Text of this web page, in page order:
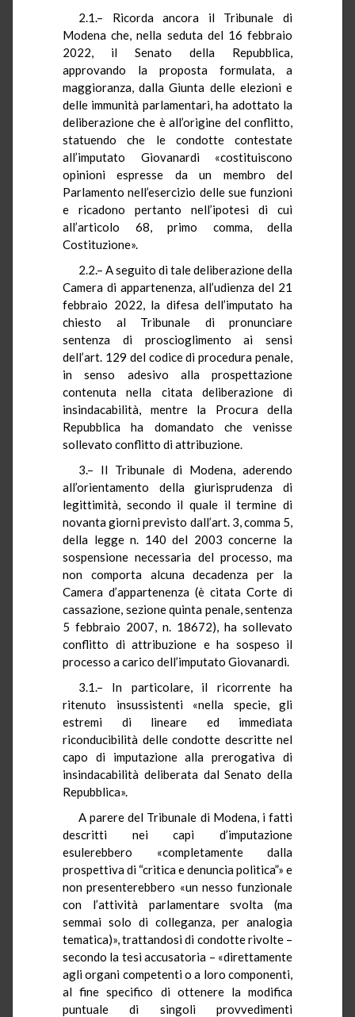
2.1.– Ricorda ancora il Tribunale di
Modena che, nella seduta del 16 febbraio
2022, il Senato della Repubblica,
approvando la proposta formulata, a
maggioranza, dalla Giunta delle elezioni e
delle immunità parlamentari, ha adottato la
deliberazione che è all’origine del conflitto,
statuendo che le condotte contestate
all’imputato Giovanardi «costituiscono
opinioni espresse da un membro del
Parlamento nell’esercizio delle sue funzioni
e ricadono pertanto nell’ipotesi di cui
all’articolo 68, primo comma, della
Costituzione».
2.2.– A seguito ditale deliberazione della
Camera di appartenenza, all’udienza del 21
febbraio 2022, la difesa dell’imputato ha
chiesto al Tribunale di pronunciare
sentenza di proscioglimento ai sensi
dell’art. 129 del codice di procedura penale,
in senso adesivo alla prospettazione
contenuta nella citata deliberazione di
insindacabilità, mentre la Procura della
Repubblica ha domandato che venisse
sollevato conflitto di attribuzione.
3.– Il Tribunale di Modena, aderendo
all’orientamento della giurisprudenza di
legittimità, secondo il quale il termine di
novanta giorni previsto dall’art. 3, comma 5,
della legge n. 140 del 2003 concerne la
sospensione necessaria del processo, ma
non comporta alcuna decadenza per la
Camera d’appartenenza (è citata Corte di
cassazione, sezione quinta penale, sentenza
5 febbraio 2007, n. 18672), ha sollevato
conflitto di attribuzione e ha sospeso il
processo a carico dell’imputato Giovanardi.
3.1.– In particolare, il ricorrente ha
ritenuto insussistenti «nella specie, gli
estremi di lineare ed immediata
riconducibilità delle condotte descritte nel
capo di imputazione alla prerogativa di
insindacabilità deliberata dal Senato della
Repubblica».
A parere del Tribunale di Modena, i fatti
descritti nei capi d’imputazione
esulerebbero «completamente dalla
prospettiva di “critica e denuncia politica”» e
non presenterebbero «un nesso funzionale
con l’attività parlamentare svolta (ma
semmai solo di colleganza, per analogia
tematica)», trattandosi di condotte rivolte –
secondo la tesi accusatoria – «direttamente
agli organi competenti o a loro componenti,
al fine specifico di ottenere la modifica
puntuale di singoli provvedimenti